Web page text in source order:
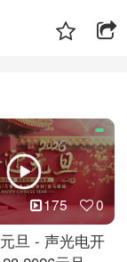
175 0
旦 - 声光电开